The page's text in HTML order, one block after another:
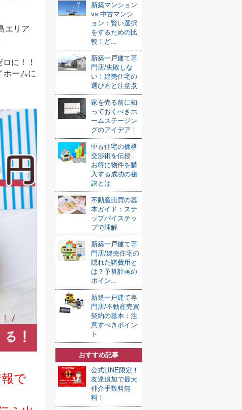
エリア
に！！
ホームに
で
新築マンション
vs 中古マンシ
ョン：賢い選択
をするための比
較！ど...
新築一戸建て専
門店/失敗しな
い！建売住宅の
選び方と注意点
家を売る前に知
っておくべきホ
ームステージン
グのアイデア！
中古住宅の価格
交渉術を伝授｜
お得に物件を購
入する成功の秘
訣とは
不動産売買の基
本ガイド：ステ
ップバイステッ
プで理解
新築一戸建て専
門店/建売住宅の
隠れた諸費用と
は？予算計画の
ポイン...
新築一戸建て専
門店/不動産売買
契約の基本：注
意すべきポイン
ト
おすすめ記事
公式LINE限定！
友達追加で最大
仲介手数料無
料！